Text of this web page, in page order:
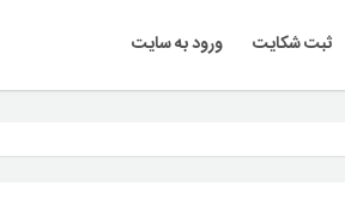
ثبت شکایت ورود به سایت